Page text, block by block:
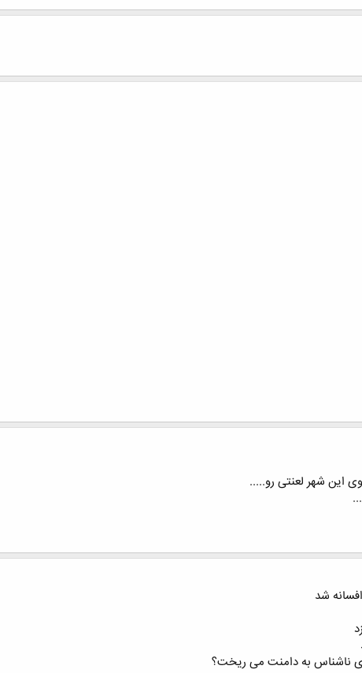
این شهر لعنتی رو.....
شد
ناشناس به دامنت می ریخت؟